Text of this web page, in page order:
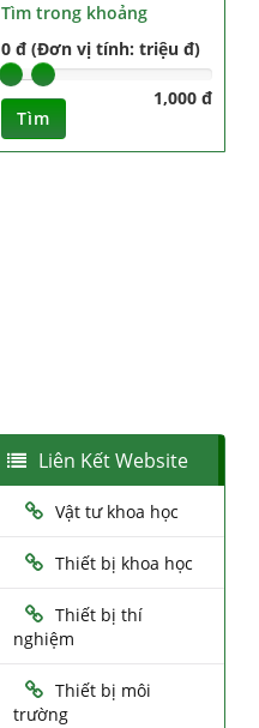
Tìm trong khoảng
0 đ (Đơn vị tính: triệu đ)
1,000 đ
Tìm
Liên Kết Website
Vật tư khoa học
Thiết bị khoa học
Thiết bị thí
nghiệm
Thiết bị môi
trường